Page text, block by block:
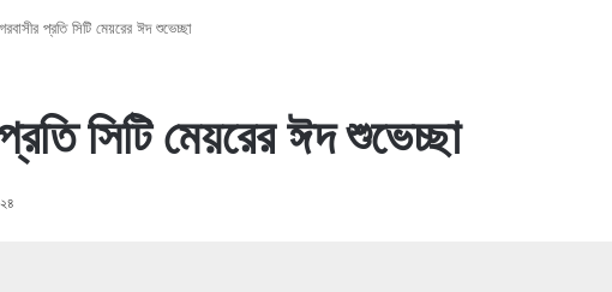
প্রতি সিটি মেয়রের ঈদ শুভেচ্ছা
সিটি মেয়রের ঈদ শুভেচ্ছা